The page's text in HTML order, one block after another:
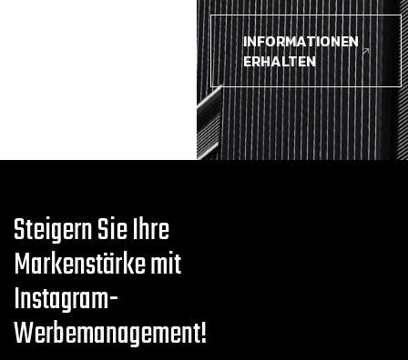
INFORMATIONEN
ERHALTEN
Steigern Sie Ihre
Markenstärke mit
Instagram-
Werbemanagement!